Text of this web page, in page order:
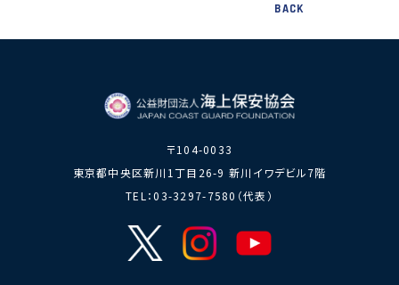
BACK
〒104-0033
東京都中央区新川1丁目26-9 新川イワデビル7階
TEL：03-3297-7580（代表）